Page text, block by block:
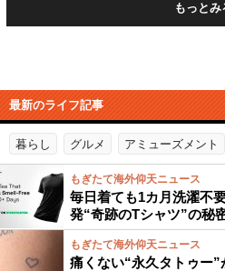
もっとみ
最新のライフ記事
暮らし グルメ アミューズメント
もぎたて海外仰天ニュース
毎日着ても1カ月洗濯不
発“奇跡のTシャツ”の秘
もぎたて海外仰天ニュース
痛くない“永久タトゥー